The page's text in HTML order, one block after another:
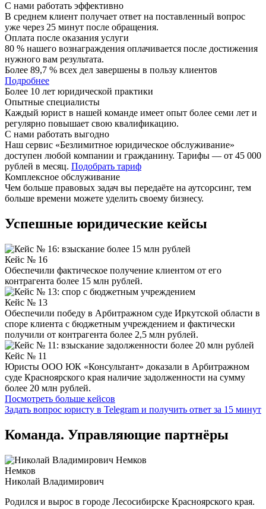
С нами работать эффективно
В среднем клиент получает ответ на поставленный вопрос
уже через 25 минут после обращения.
Оплата после оказания услуги
80 % нашего вознаграждения оплачивается после достижения
нужного вам результата.
Более 89,7 % всех дел завершены в пользу клиентов
Подробнее
Более 10 лет юридической практики
Опытные специалисты
Каждый юрист в нашей команде имеет опыт более семи лет и
регулярно повышает свою квалификацию.
С нами работать выгодно
Наш сервис «Безлимитное юридическое обслуживание»
доступен любой компании и гражданину. Тарифы — от 45 000
рублей в месяц. Подобрать тариф
Комплексное обслуживание
Чем больше правовых задач вы передаёте на аутсорсинг, тем
больше времени можете уделить своему бизнесу.
Успешные юридические кейсы
Кейс № 16
Обеспечили фактическое получение клиентом от его
контрагента более 15 млн рублей.
Кейс № 13
Обеспечили победу в Арбитражном суде Иркутской области в
споре клиента с бюджетным учреждением и фактически
получили от контрагента более 2,5 млн рублей.
Кейс № 11
Юристы ООО ЮК «Консультант» доказали в Арбитражном
суде Красноярского края наличие задолженности на сумму
более 20 млн рублей.
Посмотреть больше кейсов
Задать вопрос юристу в Telegram и получить ответ за 15 минут
Команда. Управляющие партнёры
Немков
Николай Владимирович
Родился и вырос в городе Лесосибирске Красноярского края.